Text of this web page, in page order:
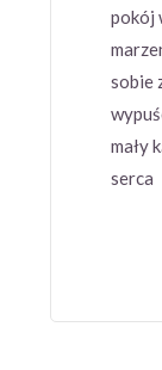
pokój
sobie
mały
serca